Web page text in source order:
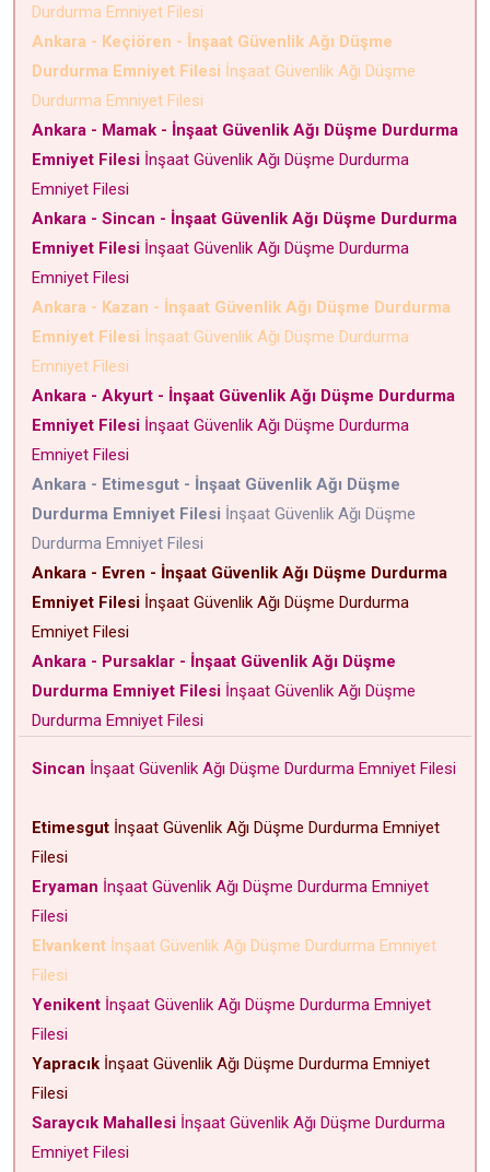
Durdurma Emniyet Filesi
Ankara - Keçiören - İnşaat Güvenlik Ağı Düşme
Durdurma Emniyet Filesi İnşaat Güvenlik Ağı Düşme
Durdurma Emniyet Filesi
Ankara - Mamak - İnşaat Güvenlik Ağı Düşme Durdurma
Emniyet Filesi İnşaat Güvenlik Ağı Düşme Durdurma
Emniyet Filesi
Ankara - Sincan - İnşaat Güvenlik Ağı Düşme Durdurma
Emniyet Filesi İnşaat Güvenlik Ağı Düşme Durdurma
Emniyet Filesi
Ankara - Kazan - İnşaat Güvenlik Ağı Düşme Durdurma
Emniyet Filesi İnşaat Güvenlik Ağı Düşme Durdurma
Emniyet Filesi
Ankara - Akyurt - İnşaat Güvenlik Ağı Düşme Durdurma
Emniyet Filesi İnşaat Güvenlik Ağı Düşme Durdurma
Emniyet Filesi
Ankara - Etimesgut - İnşaat Güvenlik Ağı Düşme
Durdurma Emniyet Filesi İnşaat Güvenlik Ağı Düşme
Durdurma Emniyet Filesi
Ankara - Evren - İnşaat Güvenlik Ağı Düşme Durdurma
Emniyet Filesi İnşaat Güvenlik Ağı Düşme Durdurma
Emniyet Filesi
Ankara - Pursaklar - İnşaat Güvenlik Ağı Düşme
Durdurma Emniyet Filesi İnşaat Güvenlik Ağı Düşme
Durdurma Emniyet Filesi
Sincan İnşaat Güvenlik Ağı Düşme Durdurma Emniyet Filesi
Etimesgut İnşaat Güvenlik Ağı Düşme Durdurma Emniyet
Filesi
Eryaman İnşaat Güvenlik Ağı Düşme Durdurma Emniyet
Filesi
Elvankent İnşaat Güvenlik Ağı Düşme Durdurma Emniyet
Filesi
Yenikent İnşaat Güvenlik Ağı Düşme Durdurma Emniyet
Filesi
Yapracık İnşaat Güvenlik Ağı Düşme Durdurma Emniyet
Filesi
Saraycık Mahallesi İnşaat Güvenlik Ağı Düşme Durdurma
Emniyet Filesi